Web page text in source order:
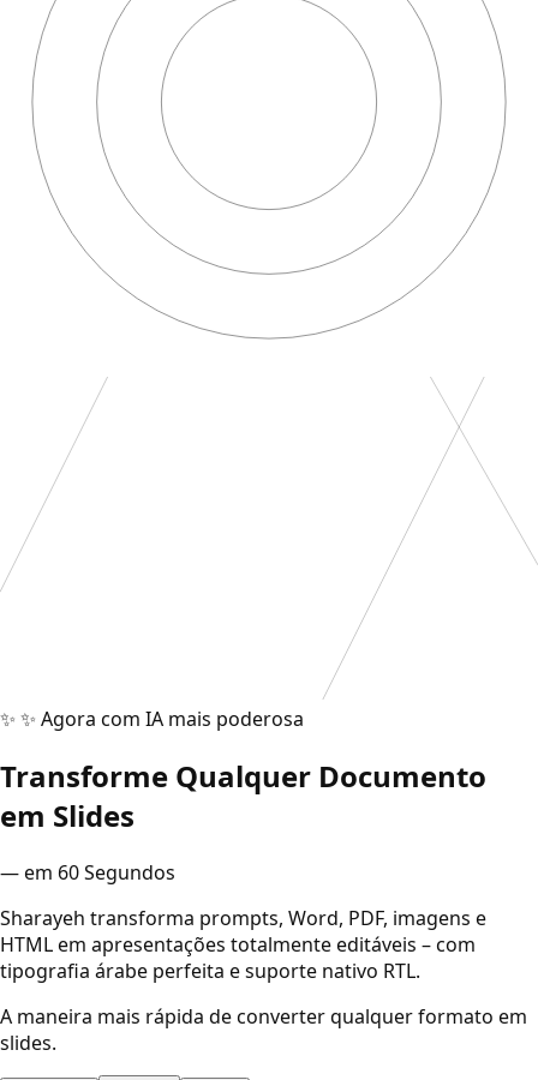
✨ ✨ Agora com IA mais poderosa
Transforme Qualquer Documento
em Slides
— em 60 Segundos
Sharayeh transforma prompts, Word, PDF, imagens e
HTML em apresentações totalmente editáveis – com
tipografia árabe perfeita e suporte nativo RTL.
A maneira mais rápida de converter qualquer formato em
slides.